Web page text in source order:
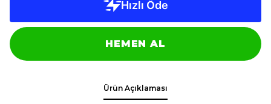
HEMEN AL
Ürün Açıklaması